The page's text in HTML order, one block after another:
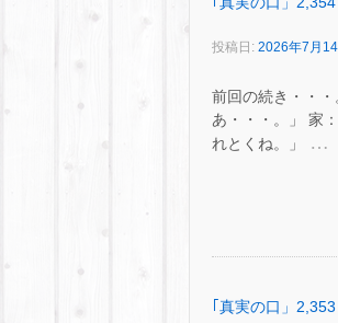
投稿日: 2026年7月14
前回の続き・・
あ・・・。」 家
れとくね。」
…
｢真実の口」